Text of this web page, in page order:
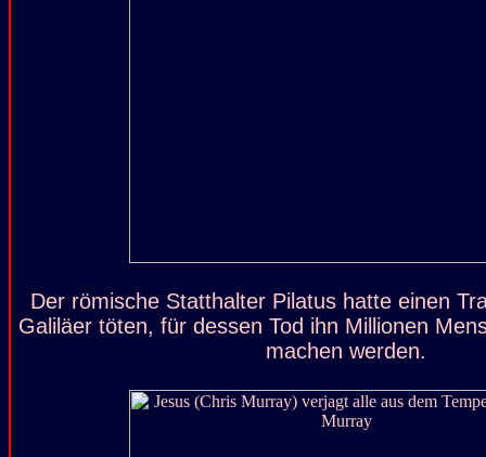
Der römische Statthalter Pilatus hatte einen
Galiläer töten, für dessen Tod ihn Millionen
machen werden.